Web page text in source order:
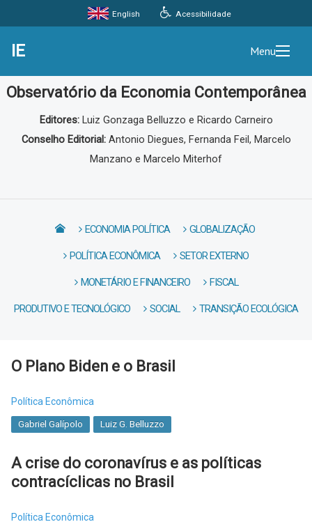
Acessibilidade
English
IE Menu
Observatório da Economia Contemporânea
Editores: Luiz Gonzaga Belluzzo e Ricardo Carneiro
Conselho Editorial: Antonio Diegues, Fernanda Feil, Marcelo
Manzano e Marcelo Miterhof
ECONOMIA POLÍTICA GLOBALIZAÇÃO
POLÍTICA ECONÔMICA SETOR EXTERNO
MONETÁRIO E FINANCEIRO FISCAL
PRODUTIVO E TECNOLÓGICO SOCIAL TRANSIÇÃO ECOLÓGICA
O Plano Biden e o Brasil
Política Econômica
Gabriel Galípolo Luiz G. Belluzzo
A crise do coronavírus e as políticas
contracíclicas no Brasil
Política Econômica